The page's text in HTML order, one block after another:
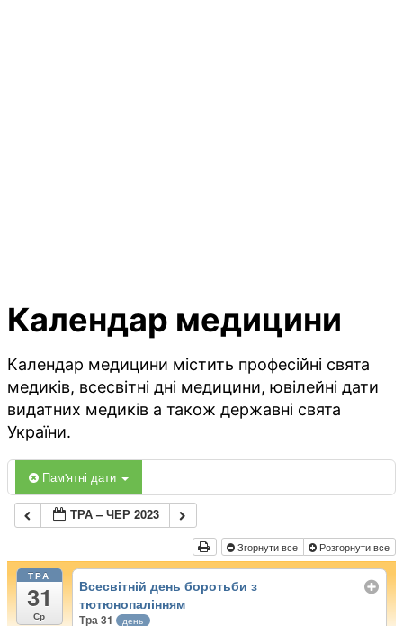
Календар медицини
Календар медицини містить професійні свята
медиків, всесвітні дні медицини, ювілейні дати
видатних медиків а також державні свята
України.
Пам'ятні дати
ТРА – ЧЕР 2023
Згорнути все Розгорнути все
ТРА
31
Ср
Всесвітній день боротьби з
тютюнопалінням
Тра 31 день